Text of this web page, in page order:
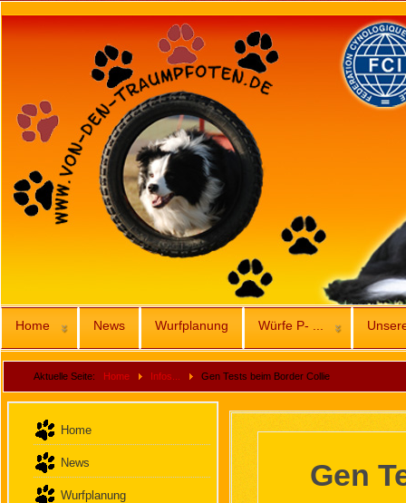
Home News Wurfplanung Würfe P- ...
Aktuelle Seite: Home Infos... Gen Tests beim Border Collie
Home
News
Wurfplanung
Gen